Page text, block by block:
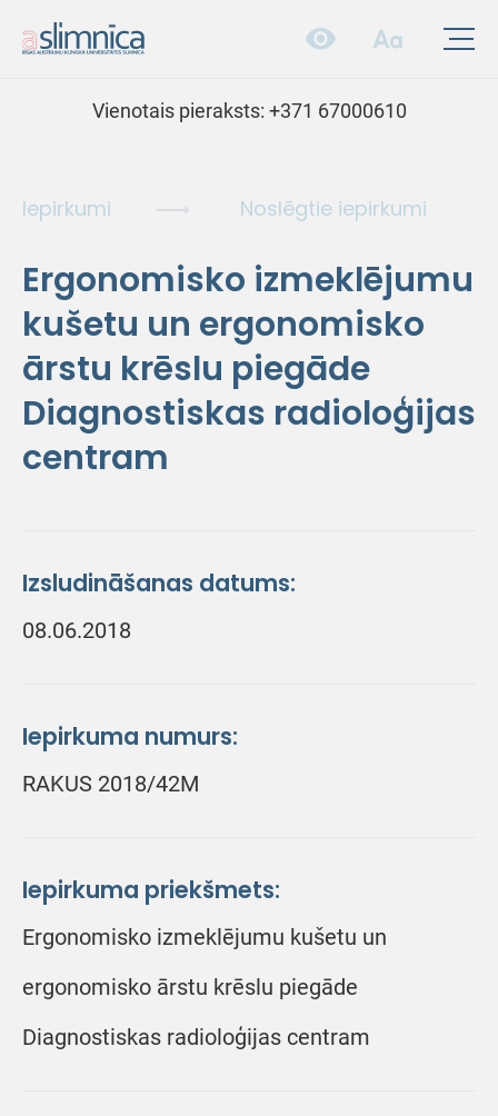
Vienotais pieraksts: +371 67000610
Iepirkumi Noslēgtie iepirkumi
Ergonomisko izmeklējumu
kušetu un ergonomisko
ārstu krēslu piegāde
Diagnostiskas radioloģijas
centram
Izsludināšanas datums:
08.06.2018
Iepirkuma numurs:
RAKUS 2018/42M
Iepirkuma priekšmets:
Ergonomisko izmeklējumu kušetu un
ergonomisko ārstu krēslu piegāde
Diagnostiskas radioloģijas centram